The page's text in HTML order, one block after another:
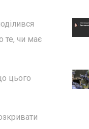
те, чи має
цього